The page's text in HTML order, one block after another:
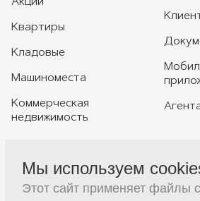
Квартиры
Кладовые
Машиноместа
Коммерческая
недвижимость
+7 391 230-20-20
sales@constructive-d.ru
Мы используем
Этот сайт применяет файлы